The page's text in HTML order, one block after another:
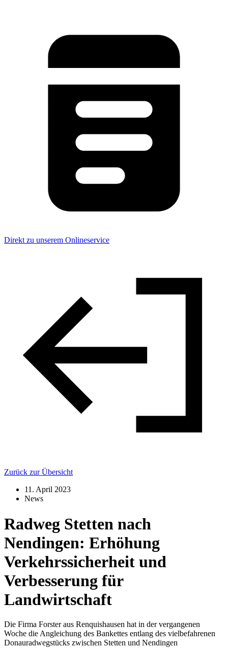
Direkt zu unserem Onlineservice
Zurück zur Übersicht
11. April 2023
News
Radweg Stetten nach
Nendingen: Erhöhung
Verkehrssicherheit und
Verbesserung für
Landwirtschaft
Die Firma Forster aus Renquishausen hat in der vergangenen
Woche die Angleichung des Bankettes entlang des vielbefahrenen
Donauradwegstücks zwischen Stetten und Nendingen